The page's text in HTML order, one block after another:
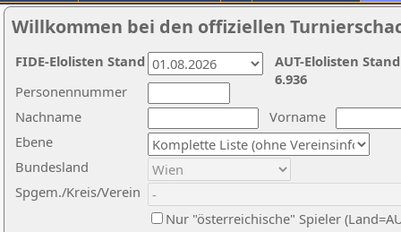
Willkommen bei den offiziellen
Nachname
Vorname
Ebene
Personennummer
Bundesland
Spgem./Kreis/Verein
Nur "österreichische" Spieler
AUT-Elolisten
6.936
FIDE-Elolisten Stand